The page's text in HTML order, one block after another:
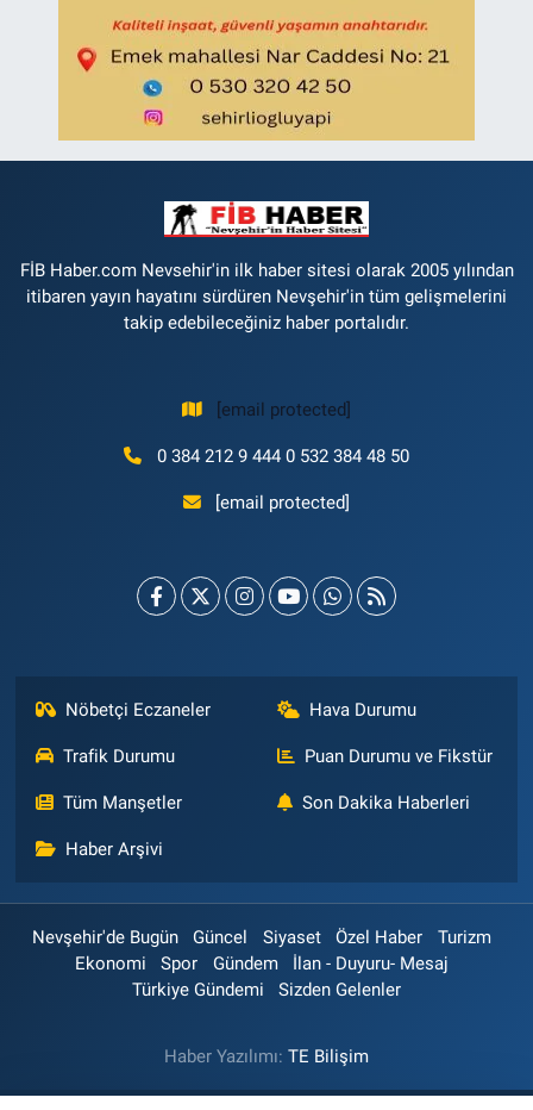
FİB Haber.com Nevsehir'in ilk haber sitesi olarak 2005 yılından
itibaren yayın hayatını sürdüren Nevşehir'in tüm gelişmelerini
takip edebileceğiniz haber portalıdır.
[email protected]
0 384 212 9 444 0 532 384 48 50
[email protected]
Nöbetçi Eczaneler Hava Durumu
Trafik Durumu Puan Durumu ve Fikstür
Tüm Manşetler Son Dakika Haberleri
Haber Arşivi
Nevşehir'de Bugün Güncel Siyaset Özel Haber
Turizm
Ekonomi
Spor Gündem
İlan - Duyuru- Mesaj
Türkiye Gündemi
Sizden Gelenler
Haber Yazılımı: TE Bilişim